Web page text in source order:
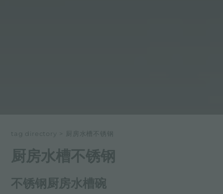
tag directory > 厨房水槽不锈钢
厨房水槽不锈钢
不锈钢厨房水槽碗